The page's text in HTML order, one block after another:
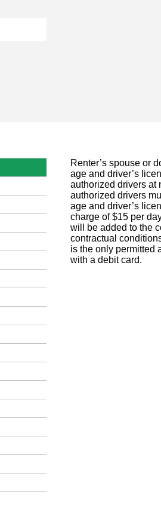
Renter’s spouse or
age and driver’s
authorized drivers at
authorized drivers
age and driver’s
charge of $15 per
will be added to the
contractual
is the only permitted
with a debit card.